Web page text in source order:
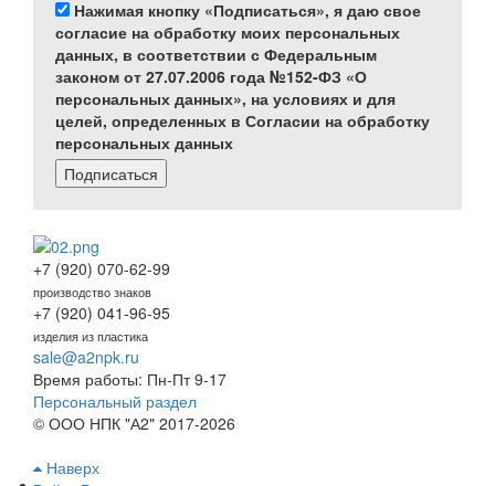
Нажимая кнопку «Подписаться», я даю свое
согласие на обработку моих персональных
данных, в соответствии с Федеральным
законом от 27.07.2006 года №152-ФЗ «О
персональных данных», на условиях и для
целей, определенных в Согласии на обработку
персональных данных
Подписаться
+7 (920) 070-62-99
производство знаков
+7 (920) 041-96-95
изделия из пластика
sale@a2npk.ru
Время работы: Пн-Пт 9-17
Персональный раздел
© ООО НПК "А2" 2017-2026
Наверх